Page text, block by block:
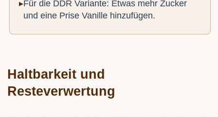
Für die DDR Variante: Etwas mehr Zucker
und eine Prise Vanille hinzufügen.
Haltbarkeit und
Resteverwertung